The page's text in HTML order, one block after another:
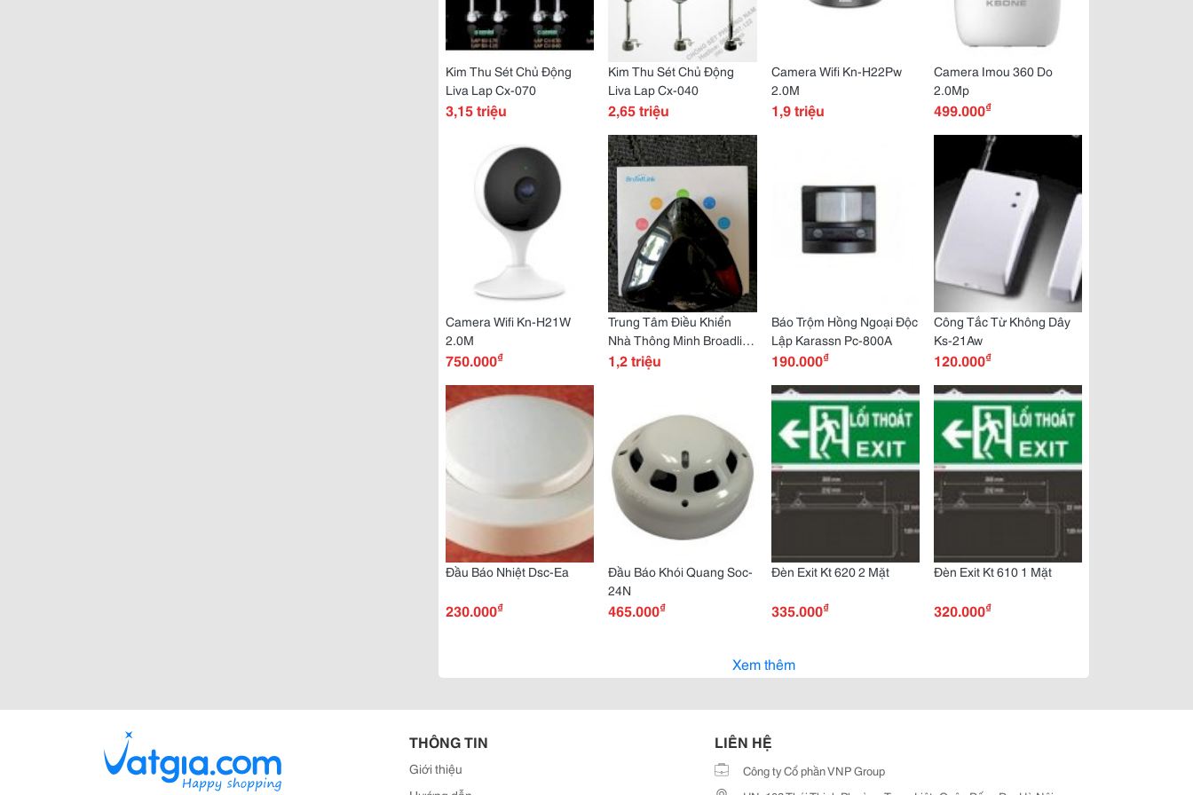
Kim Thu Sét Chủ Động
Liva Lap Cx-070
3,15 triệu
Kim Thu Sét Chủ Động
Liva Lap Cx-040
2,65 triệu
Camera Wifi Kn-H22Pw
2.0M
1,9 triệu
Camera Imou 360 Do
2.0Mp
499.000₫
Camera Wifi Kn-H21W
2.0M
750.000₫
Trung Tâm Điều Khiển
Nhà Thông Minh Broadlink
Rm Pro+
1,2 triệu
Báo Trộm Hồng Ngoại Độc
Lập Karassn Pc-800A
190.000₫
Công Tắc Từ Không Dây
Ks-21Aw
120.000₫
Đầu Báo Nhiệt Dsc-Ea
230.000₫
Đầu Báo Khói Quang Soc-
24N
465.000₫
Đèn Exit Kt 620 2 Mặt
335.000₫
Đèn Exit Kt 610 1 Mặt
320.000₫
Xem thêm
THÔNG TIN
Giới thiệu
LIÊN HỆ
Công ty Cổ phần VNP Group